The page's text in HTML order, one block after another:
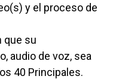
y el proceso de
que su
audio de voz, sea
40 Principales.